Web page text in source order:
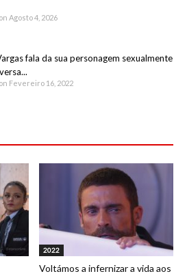
Agosto 4, 2026
fala da sua personagem sexualmente
Fevereiro 16, 2022
2022
Voltámos a infernizar a vida aos